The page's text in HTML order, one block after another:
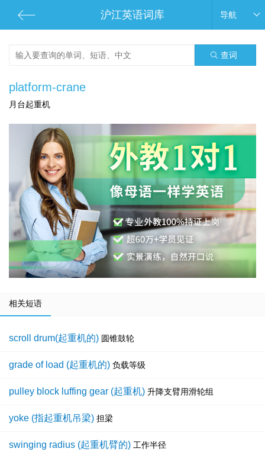
沪江英语词库 导航
查词
platform-crane
月台起重机
相关短语
scroll drum(起重机的) 圆锥鼓轮
grade of load (起重机的) 负载等级
pulley block luffing gear (起重机) 升降支臂用滑轮组
yoke (指起重机吊梁) 担梁
swinging radius (起重机臂的) 工作半径